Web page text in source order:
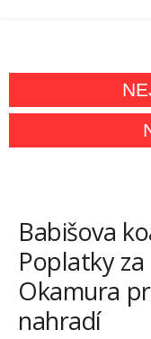
Babišova
Poplatky za
Okamura
nahradí